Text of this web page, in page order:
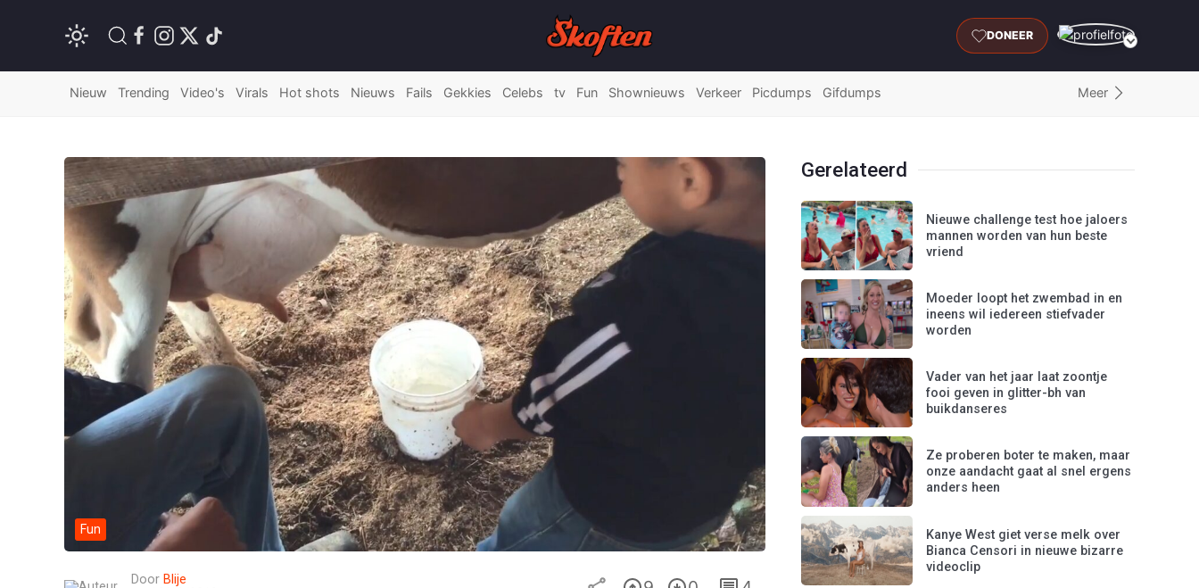
DONEER
Nieuw Trending Video's Virals Hot shots Nieuws Fails Gekkies Celebs tv Fun Shownieuws Verkeer Picdumps Gifdumps Meer
Fun
Door Blije
Gerelateerd
Nieuwe challenge test hoe jaloers
mannen worden van hun beste
vriend
Moeder loopt het zwembad in en
ineens wil iedereen stiefvader
worden
Vader van het jaar laat zoontje
fooi geven in glitter-bh van
buikdanseres
Ze proberen boter te maken, maar
onze aandacht gaat al snel ergens
anders heen
Kanye West giet verse melk over
Bianca Censori in nieuwe bizarre
videoclip